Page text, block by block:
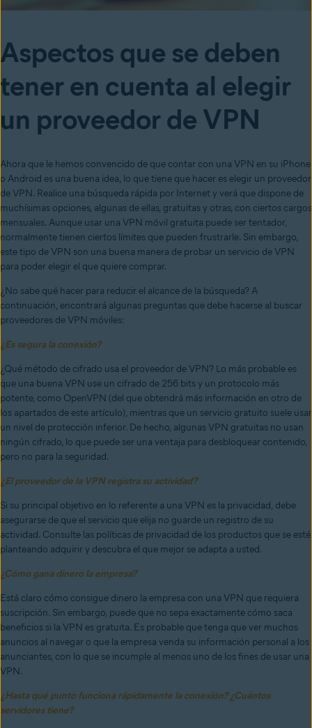
Aspectos que se deben
tener en cuenta al elegir
un proveedor de VPN
Ahora que le hemos convencido de que contar con una VPN en su iPhone
o Android es una buena idea, lo que tiene que hacer es elegir un proveedor
de VPN. Realice una búsqueda rápida por Internet y verá que dispone de
muchísimas opciones, algunas de ellas, gratuitas y otras, con ciertos cargos
mensuales. Aunque usar una VPN móvil gratuita puede ser tentador,
normalmente tienen ciertos límites que pueden frustrarle. Sin embargo,
este tipo de VPN son una buena manera de probar un servicio de VPN
para poder elegir el que quiere comprar.
¿No sabe qué hacer para reducir el alcance de la búsqueda? A
continuación, encontrará algunas preguntas que debe hacerse al buscar
proveedores de VPN móviles:
¿Es segura la conexión?
¿Qué método de cifrado usa el proveedor de VPN? Lo más probable es
que una buena VPN use un cifrado de 256 bits y un protocolo más
potente, como OpenVPN (del que obtendrá más información en otro de
los apartados de este artículo), mientras que un servicio gratuito suele usar
un nivel de protección inferior. De hecho, algunas VPN gratuitas no usan
ningún cifrado, lo que puede ser una ventaja para desbloquear contenido,
pero no para la seguridad.
¿El proveedor de la VPN registra su actividad?
Si su principal objetivo en lo referente a una VPN es la privacidad, debe
asegurarse de que el servicio que elija no guarde un registro de su
actividad. Consulte las políticas de privacidad de los productos que se esté
planteando adquirir y descubra el que mejor se adapta a usted.
¿Cómo gana dinero la empresa?
Está claro cómo consigue dinero la empresa con una VPN que requiera
suscripción. Sin embargo, puede que no sepa exactamente cómo saca
beneficios si la VPN es gratuita. Es probable que tenga que ver muchos
anuncios al navegar o que la empresa venda su información personal a los
anunciantes, con lo que se incumple al menos uno de los fines de usar una
VPN.
¿Hasta qué punto funciona rápidamente la conexión? ¿Cuántos
servidores tiene?